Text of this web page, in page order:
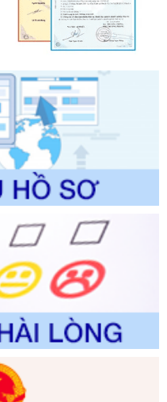
thủ tục hành chính sửa
nội bộ, quy trình điện tử
lĩnh vực biến đổi khí hậu
nghiệp và Môi
hành chính được sửa
nội bộ, quy trình điện tử
lĩnh vực Luật sư thuộc
Tư pháp
của Chính phủ: Quy
giai đoạn 2026 - 2030
danh mục thủ tục hành
trong lĩnh vực hỗ trợ
nhà thầu thuộc thẩm
và Ban Quản lý Khu kinh